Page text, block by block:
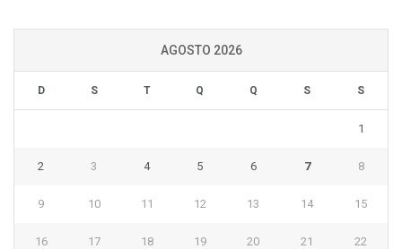
AGOSTO 2026
D S T Q Q S S
1
2 3 4 5 6 7 8
9 10 11 12 13 14 15
16 17 18 19 20 21 22